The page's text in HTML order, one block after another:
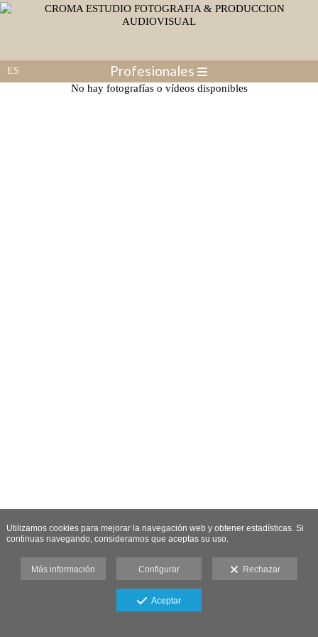
Profesionales
No hay fotografías o vídeos disponibles
Utilizamos cookies para mejorar la navegación web y obtener estadísticas. Si
continuas navegando, consideramos que aceptas su uso.
Más información Configurar Rechazar
Aceptar